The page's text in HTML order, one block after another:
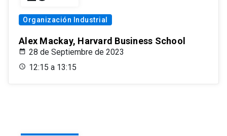
Organización Industrial
Alex Mackay, Harvard Business School
28 de Septiembre de 2023
12:15 a 13:15